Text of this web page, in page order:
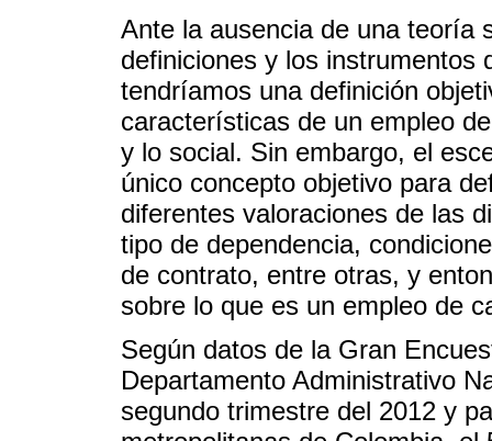
Ante la ausencia de una teoría
definiciones y los instrumentos
tendríamos una definición
características de un empleo
y lo social. Sin embargo, el
único concepto objetivo para
diferentes valoraciones de las
tipo de dependencia,
de contrato, entre otras, y
sobre lo que es un empleo de
Según datos de la Gran
Departamento Administrativo
segundo trimestre del 2012 y